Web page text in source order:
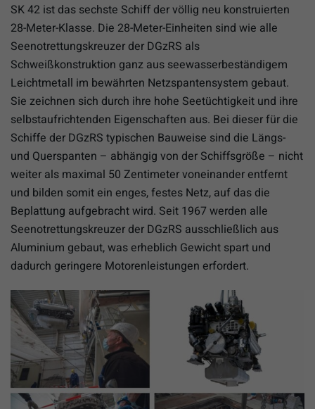
SK 42 ist das sechste Schiff der völlig neu konstruierten
28-Meter-Klasse. Die 28-Meter-Einheiten sind wie alle
Seenotrettungskreuzer der DGzRS als
Schweißkonstruktion ganz aus seewasserbeständigem
Leichtmetall im bewährten Netzspantensystem gebaut.
Sie zeichnen sich durch ihre hohe Seetüchtigkeit und ihre
selbstaufrichtenden Eigenschaften aus. Bei dieser für die
Schiffe der DGzRS typischen Bauweise sind die Längs-
und Querspanten – abhängig von der Schiffsgröße – nicht
weiter als maximal 50 Zentimeter voneinander entfernt
und bilden somit ein enges, festes Netz, auf das die
Beplattung aufgebracht wird. Seit 1967 werden alle
Seenotrettungskreuzer der DGzRS ausschließlich aus
Aluminium gebaut, was erheblich Gewicht spart und
dadurch geringere Motorenleistungen erfordert.